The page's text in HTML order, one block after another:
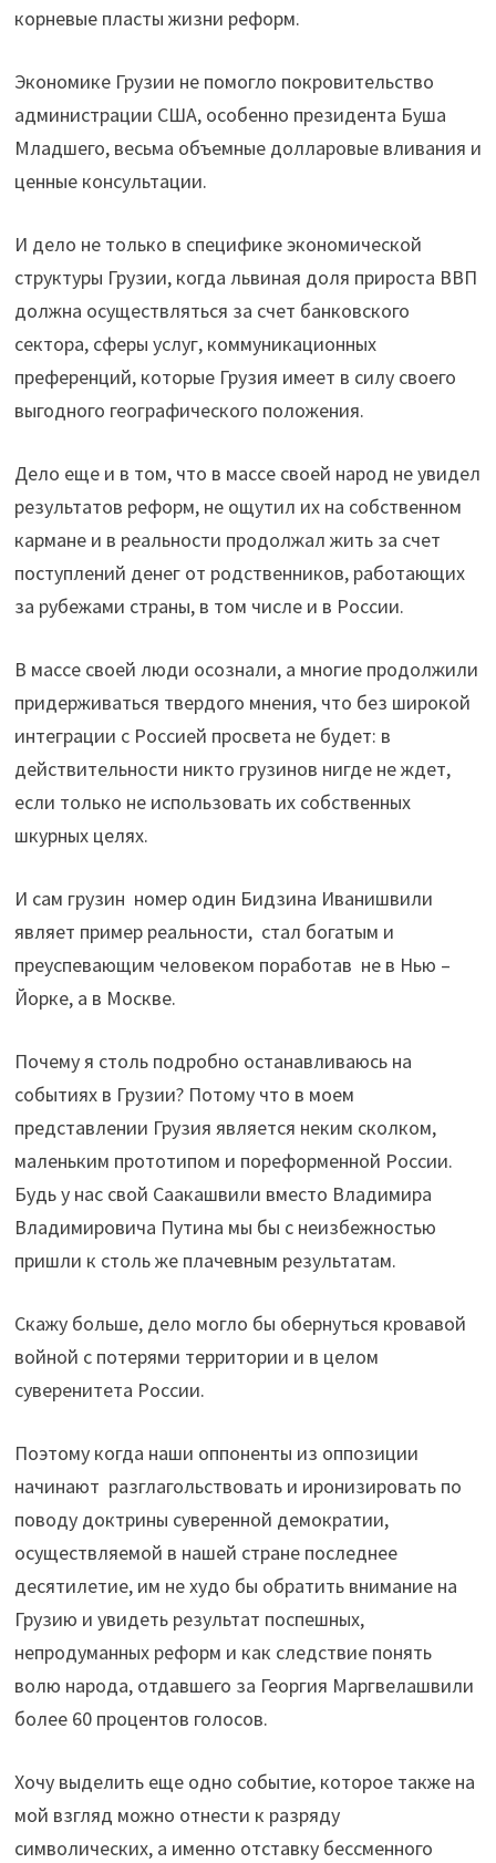
корневые пласты жизни реформ.
Экономике Грузии не помогло покровительство
администрации США, особенно президента Буша
Младшего, весьма объемные долларовые вливания и
ценные консультации.
И дело не только в специфике экономической
структуры Грузии, когда львиная доля прироста ВВП
должна осуществляться за счет банковского
сектора, сферы услуг, коммуникационных
преференций, которые Грузия имеет в силу своего
выгодного географического положения.
Дело еще и в том, что в массе своей народ не увидел
результатов реформ, не ощутил их на собственном
кармане и в реальности продолжал жить за счет
поступлений денег от родственников, работающих
за рубежами страны, в том числе и в России.
В массе своей люди осознали, а многие продолжили
придерживаться твердого мнения, что без широкой
интеграции с Россией просвета не будет: в
действительности никто грузинов нигде не ждет,
если только не использовать их собственных
шкурных целях.
И сам грузин номер один Бидзина Иванишвили
являет пример реальности, стал богатым и
преуспевающим человеком поработав не в Нью –
Йорке, а в Москве.
Почему я столь подробно останавливаюсь на
событиях в Грузии? Потому что в моем
представлении Грузия является неким сколком,
маленьким прототипом и пореформенной России.
Будь у нас свой Саакашвили вместо Владимира
Владимировича Путина мы бы с неизбежностью
пришли к столь же плачевным результатам.
Скажу больше, дело могло бы обернуться кровавой
войной с потерями территории и в целом
суверенитета России.
Поэтому когда наши оппоненты из оппозиции
начинают разглагольствовать и иронизировать по
поводу доктрины суверенной демократии,
осуществляемой в нашей стране последнее
десятилетие, им не худо бы обратить внимание на
Грузию и увидеть результат поспешных,
непродуманных реформ и как следствие понять
волю народа, отдавшего за Георгия Маргвелашвили
более 60 процентов голосов.
Хочу выделить еще одно событие, которое также на
мой взгляд можно отнести к разряду
символических, а именно отставку бессменного